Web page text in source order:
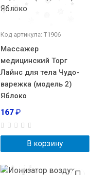
Код артикула: Т1906
Массажер
медицинский Торг
Лайнс для тела Чудо-
варежка (модель 2)
Яблоко
167 ₽
В корзину